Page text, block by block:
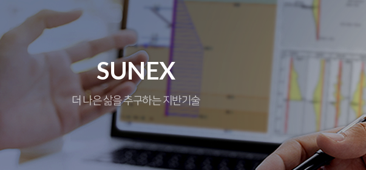
SUNEX
더 나은 삶을 추구하는 지반기술